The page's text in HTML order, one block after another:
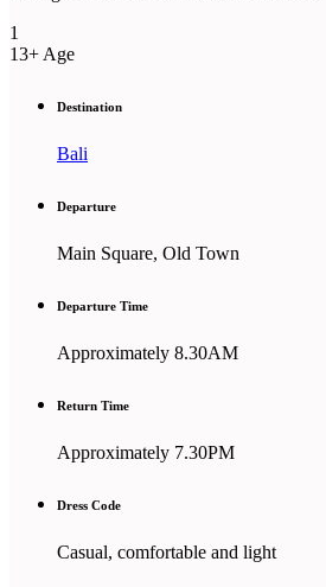
1
13+Age
Destination
Bali
Departure
Main Square, Old Town
Departure Time
Approximately 8.30AM
Return Time
Approximately 7.30PM
Dress Code
Casual, comfortable and light